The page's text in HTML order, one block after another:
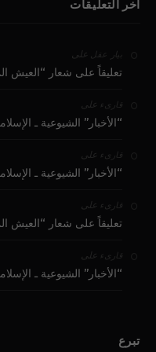
آخر التعليقات
بيار عقل على
تعليقاً على شعار “العيش
قارىء على
“الأخبار” الشيوعية ـ
قارىء على
“الأخبار” الشيوعية ـ
قارىء على
تعليقاً على شعار “العيش
قارىء على
“الأخبار” الشيوعية ـ
تبرع